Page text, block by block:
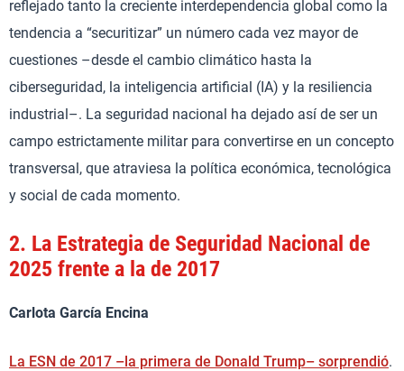
reflejado tanto la creciente interdependencia global como la
tendencia a “securitizar” un número cada vez mayor de
cuestiones –desde el cambio climático hasta la
ciberseguridad, la inteligencia artificial (IA) y la resiliencia
industrial–. La seguridad nacional ha dejado así de ser un
campo estrictamente militar para convertirse en un concepto
transversal, que atraviesa la política económica, tecnológica
y social de cada momento.
2. La Estrategia de Seguridad Nacional de
2025 frente a la de 2017
Carlota García Encina
La ESN de 2017 –la primera de Donald Trump– sorprendió.